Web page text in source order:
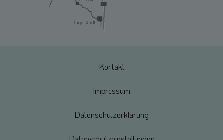
Kontakt
Impressum
Datenschutzerklärung